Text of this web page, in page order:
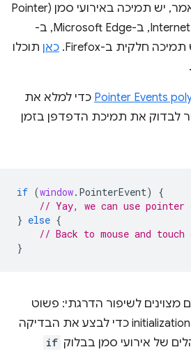
נכון למועד כתיבת המאמר, יש תמיכה באירועי סמן (Pointer
Events) ב-Internet Explorer 11, ב-Microsoft Edge, ב-
כאן תוכלו
Pointer Events כדי למלא את
לבדוק את תמיכת הדפדפן בזמן
if (window. PointerEvent)
{
// Yay, we can use pointer
} else {
// Back to mouse and
}
מצוינים לשיפור הדרגתי: פשוט
משנים את שיטות האי initialization כדי לבצע את הבדיקה
של אירועי סמן בבלוק if